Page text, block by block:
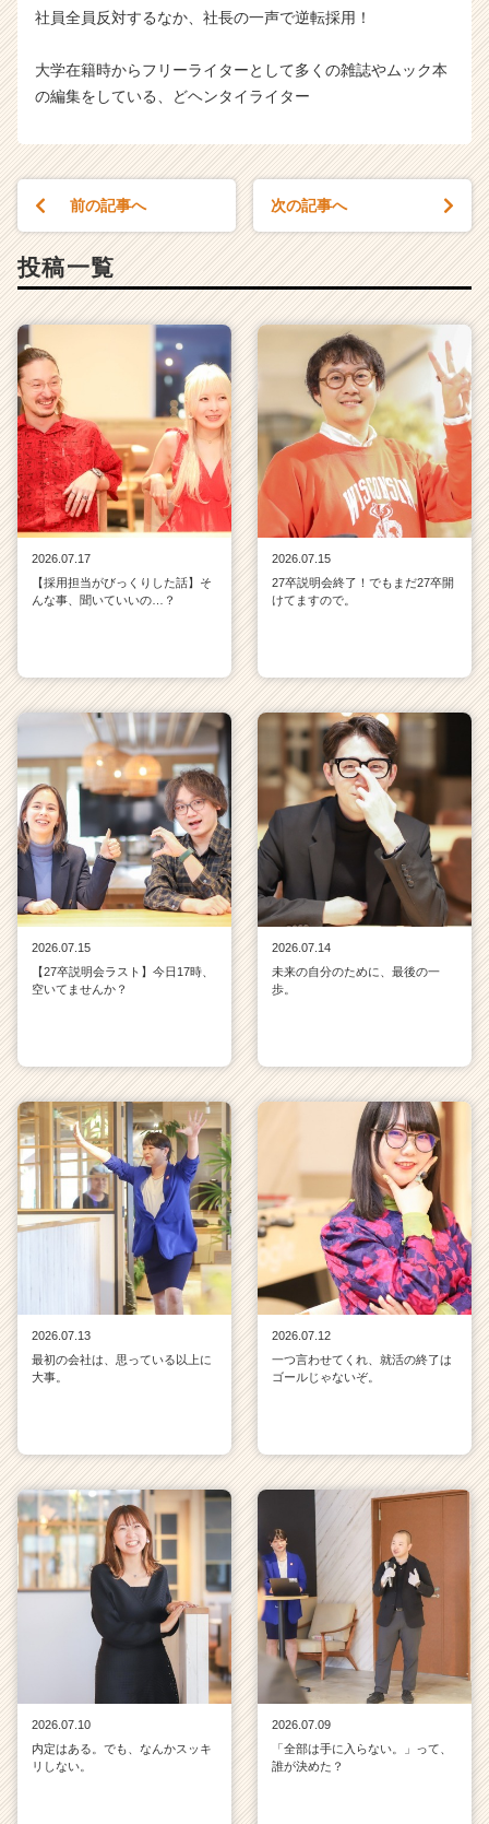
社員全員反対するなか、社長の一声で逆転採用！
大学在籍時からフリーライターとして多くの雑誌やムック本
の編集をしている、どヘンタイライター
前の記事へ 次の記事へ
投稿一覧
2026.07.17
【採用担当がびっくりした話】そ
んな事、聞いていいの…？
2026.07.15
27卒説明会終了！でもまだ27卒開
けてますので。
2026.07.15
【27卒説明会ラスト】今日17時、
空いてませんか？
2026.07.14
未来の自分のために、最後の一
歩。
2026.07.13
最初の会社は、思っている以上に
大事。
2026.07.12
一つ言わせてくれ、就活の終了は
ゴールじゃないぞ。
2026.07.10
内定はある。でも、なんかスッキ
リしない。
2026.07.09
「全部は手に入らない。」って、
誰が決めた？